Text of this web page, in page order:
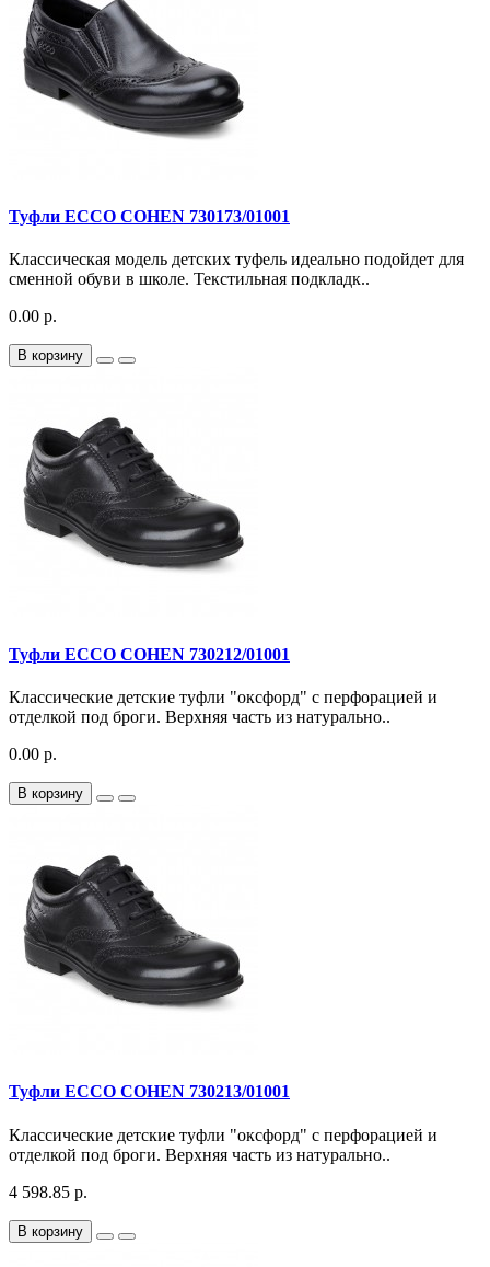
Туфли ECCO COHEN 730173/01001
Классическая модель детских туфель идеально подойдет для
сменной обуви в школе. Текстильная подкладк..
0.00 р.
В корзину
Туфли ECCO COHEN 730212/01001
Классические детские туфли "оксфорд" с перфорацией и
отделкой под броги. Верхняя часть из натурально..
0.00 р.
В корзину
Туфли ECCO COHEN 730213/01001
Классические детские туфли "оксфорд" с перфорацией и
отделкой под броги. Верхняя часть из натурально..
4 598.85 р.
В корзину